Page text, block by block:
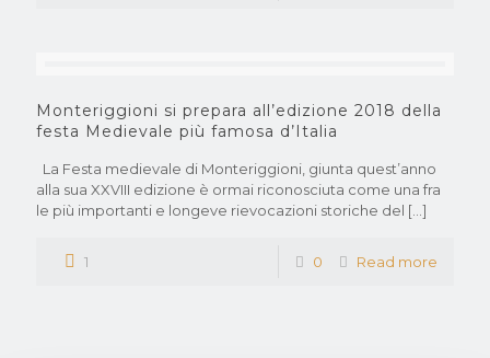
Monteriggioni si prepara all’edizione 2018 della
festa Medievale più famosa d’Italia
La Festa medievale di Monteriggioni, giunta quest’anno
alla sua XXVIII edizione è ormai riconosciuta come una fra
le più importanti e longeve rievocazioni storiche del […]
1 0 Read more